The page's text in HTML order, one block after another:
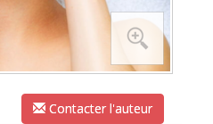
Contacter l'auteur